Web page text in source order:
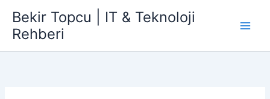
atlaBekir Topcu | IT & Teknoloji
Rehberi